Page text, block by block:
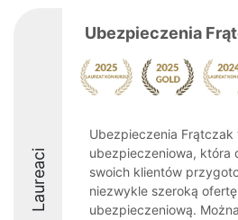
Laureaci
Ubezpieczenia
Ubezpieczenia Frątczak
ubezpieczeniowa, która
swoich klientów
niezwykle szeroką ofertę
ubezpieczeniową.